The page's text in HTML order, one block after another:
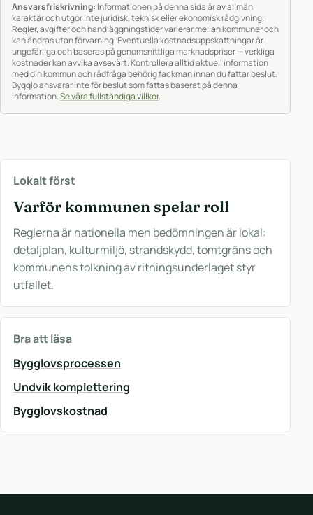
Ansvarsfriskrivning: Informationen på denna sida är av allmän
karaktär och utgör inte juridisk, teknisk eller ekonomisk rådgivning.
Regler, avgifter och handläggningstider varierar mellan kommuner och
kan ändras utan förvarning. Eventuella kostnadsuppskattningar är
ungefärliga och baseras på genomsnittliga marknadspriser — verkliga
kostnader kan avvika avsevärt. Kontrollera alltid aktuell information
med din kommun och rådfråga behörig fackman innan du fattar beslut.
Bygglo ansvarar inte för beslut som fattas baserat på denna
information.Se våra fullständiga villkor.
Lokalt först
Varför kommunen spelar roll
Reglerna är nationella men bedömningen är lokal:
detaljplan, kulturmiljö, strandskydd, tomtgräns och
kommunens tolkning av ritningsunderlaget styr
utfallet.
Bra att läsa
Bygglovsprocessen
Undvik komplettering
Bygglovskostnad